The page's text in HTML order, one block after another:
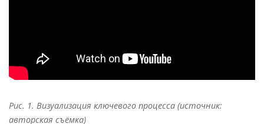
Рис. 1. Визуализация ключевого процесса (источник:
авторская съёмка)